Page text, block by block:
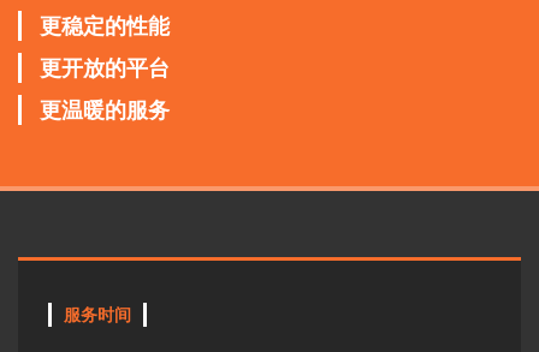
更稳定的性能
更开放的平台
更温暖的服务
服务时间